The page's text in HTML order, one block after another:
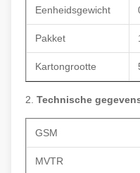
Eenheidsgewicht
Pakket
Kartongrootte
2. Technische
GSM
MVTR